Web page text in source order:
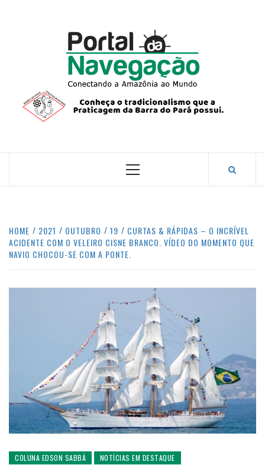
CONECTANDO A AMAZÔNIA COM O MUNDO.
Primary
HOME 2021 OUTUBRO 19
CURTAS & RÁPIDAS – O INCRÍVEL
ACIDENTE COM O VELEIRO CISNE BRANCO. VÍDEO DO MOMENTO QUE
NAVIO CHOCOU-SE COM A PONTE.
COLUNA EDSON SABBÁ NOTÍCIAS EM DESTAQUE